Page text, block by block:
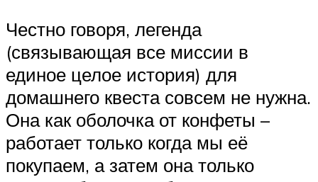
Честно говоря, легенда
(связывающая все миссии в
единое целое история) для
домашнего квеста совсем не нужна.
Она как оболочка от конфеты –
работает только когда мы её
покупаем, а затем она только